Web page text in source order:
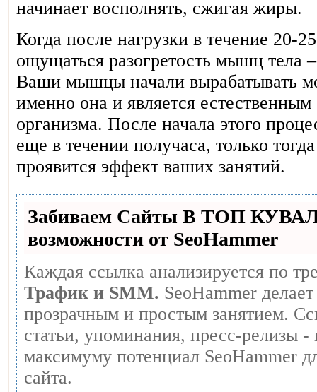
начинает восполнять, сжигая жиры.
Когда после нагрузки в течение 20-
ощущаться разогретость мышц тела
Ваши мышцы начали вырабатывать
именно она и является
организма. После начала этого
еще в течении получаса, только
проявится эффект ваших занятий.
Забиваем Сайты В ТОП
возможности от SeoHammer
Каждая ссылка анализируется по
Трафик и SMM. SeoHammer
прозрачным и простым занятием.
статьи, упоминания, пресс-релизы -
максимуму потенциал SeoHammer
сайта.